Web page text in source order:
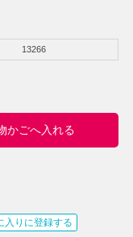
13266
かごへ入れる
入りに登録する